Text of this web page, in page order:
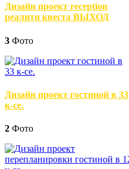
Дизайн проект reception
реалити квеста ВЫХОД
3 Фото
Дизайн проект гостиной в 33
к-се.
2 Фото